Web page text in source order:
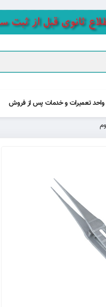
واحد تعمیرات و خدمات پس از فروش